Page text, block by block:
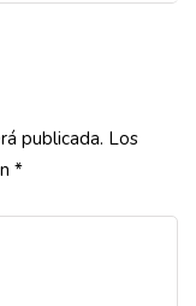
publicada. Los
*